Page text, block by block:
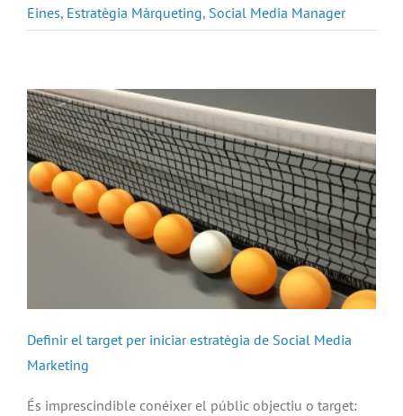
Eines, Estratègia Màrqueting, Social Media Manager
Definir el target per iniciar estratègia de Social Media
Marketing
És imprescindible conéixer el públic objectiu o target: